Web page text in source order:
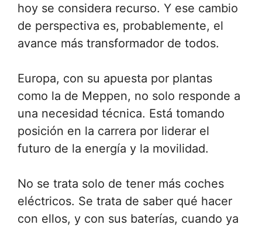
hoy se considera recurso. Y ese cambio
de perspectiva es, probablemente, el
avance más transformador de todos.
Europa, con su apuesta por plantas
como la de Meppen, no solo responde a
una necesidad técnica. Está tomando
posición en la carrera por liderar el
futuro de la energía y la movilidad.
No se trata solo de tener más coches
eléctricos. Se trata de saber qué hacer
con ellos, y con sus baterías, cuando ya